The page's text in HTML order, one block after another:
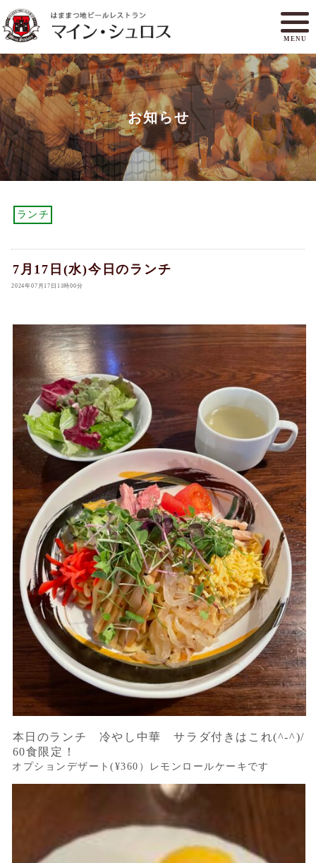
MENU
メニュー
ランチ
アクセスマップ
マイン・シュロスとは
オンラインショップ
お知らせ
ランチ
7月17日(水)今日のランチ
2024年07月17日11時00分
本日のランチ 冷やし中華 サラダ付きはこれ(^-^)/
60食限定！
オプションデザート(¥360）レモンロールケーキです